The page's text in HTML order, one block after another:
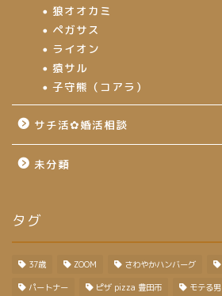
狼オオカミ
ペガサス
ライオン
猿サル
子守熊（コアラ）
サチ活✿婚活相談
未分類
タグ
37歳 ZOOM さわやかハンバーグ
パートナー ピザ pizza 豊田市 モテる男